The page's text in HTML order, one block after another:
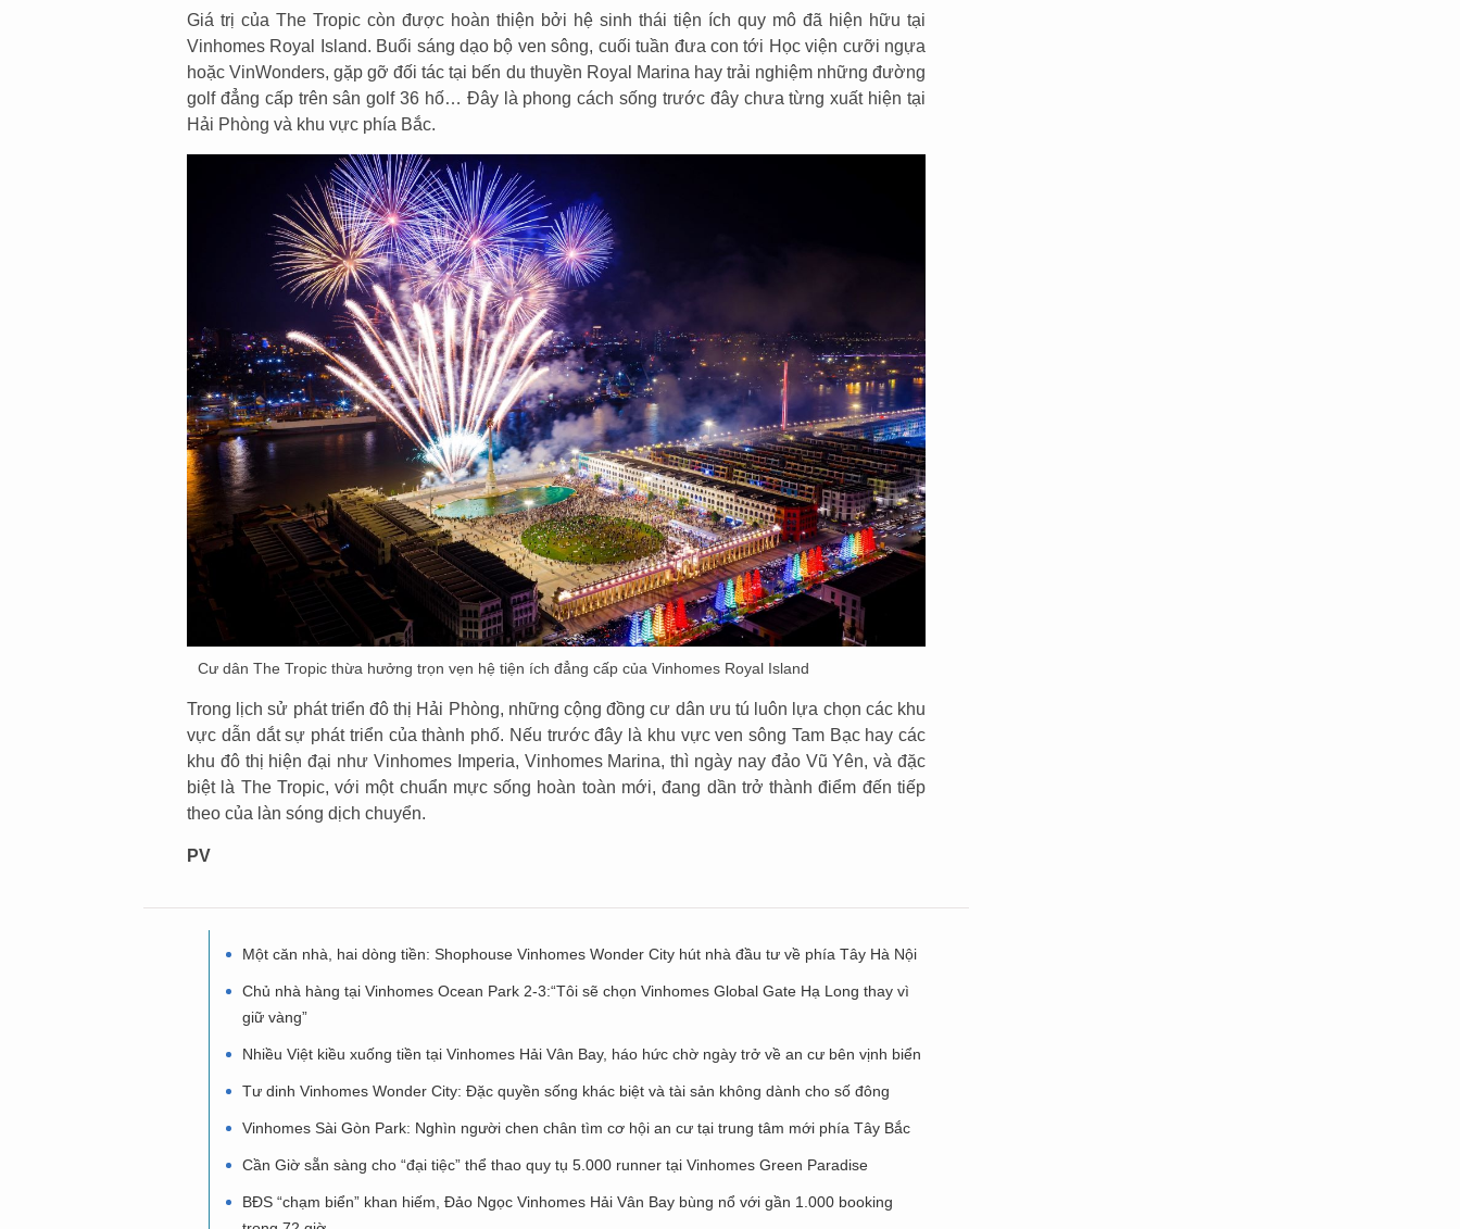
Giá trị của The Tropic còn được hoàn thiện bởi hệ sinh thái tiện ích quy mô đã hiện hữu tại
Vinhomes Royal Island. Buổi sáng dạo bộ ven sông, cuối tuần đưa con tới Học viện cưỡi ngựa
hoặc VinWonders, gặp gỡ đối tác tại bến du thuyền Royal Marina hay trải nghiệm những đường
golf đẳng cấp trên sân golf 36 hố… Đây là phong cách sống trước đây chưa từng xuất hiện tại
Hải Phòng và khu vực phía Bắc.
Cư dân The Tropic thừa hưởng trọn vẹn hệ tiện ích đẳng cấp của Vinhomes Royal Island
Trong lịch sử phát triển đô thị Hải Phòng, những cộng đồng cư dân ưu tú luôn lựa chọn các khu
vực dẫn dắt sự phát triển của thành phố. Nếu trước đây là khu vực ven sông Tam Bạc hay các
khu đô thị hiện đại như Vinhomes Imperia, Vinhomes Marina, thì ngày nay đảo Vũ Yên, và đặc
biệt là The Tropic, với một chuẩn mực sống hoàn toàn mới, đang dần trở thành điểm đến tiếp
theo của làn sóng dịch chuyển.
PV
Một căn nhà, hai dòng tiền: Shophouse Vinhomes Wonder City hút nhà đầu tư về phía Tây Hà Nội
Chủ nhà hàng tại Vinhomes Ocean Park 2-3:“Tôi sẽ chọn Vinhomes Global Gate Hạ Long thay vì
giữ vàng”
Nhiều Việt kiều xuống tiền tại Vinhomes Hải Vân Bay, háo hức chờ ngày trở về an cư bên vịnh biển
Tư dinh Vinhomes Wonder City: Đặc quyền sống khác biệt và tài sản không dành cho số đông
Vinhomes Sài Gòn Park: Nghìn người chen chân tìm cơ hội an cư tại trung tâm mới phía Tây Bắc
Cần Giờ sẵn sàng cho “đại tiệc” thể thao quy tụ 5.000 runner tại Vinhomes Green Paradise
BĐS “chạm biển” khan hiếm, Đảo Ngọc Vinhomes Hải Vân Bay bùng nổ với gần 1.000 booking